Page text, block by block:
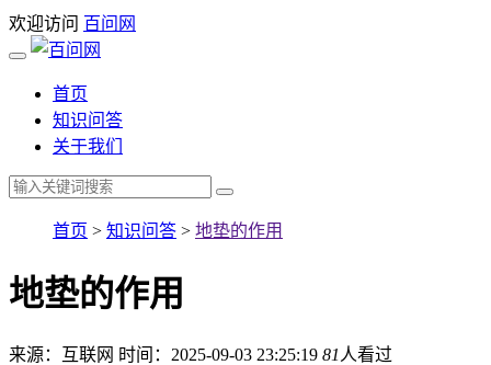
欢迎访问 百问网
首页
知识问答
关于我们
首页 > 知识问答 > 地垫的作用
地垫的作用
来源：互联网 时间：2025-09-03 23:25:19 81 人看过